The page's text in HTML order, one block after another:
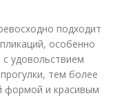
подходит
особенно
с удовольствием
тем более
формой и красивым